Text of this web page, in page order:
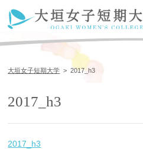
大垣女子短期大学 >2017_h3
2017_h3
2017_h3